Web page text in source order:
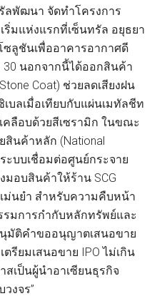
ลพัฒนา จัดทำโครงการ
ริ่มแห่งแรกที่เซ็นทรัล อยุธยา
ซลูชันเพื่ออาคารอากาศดี
30 นอกจากนี้ได้ออกสินค้า
Coat) ช่วยลดเสียงฝน
บลเมื่อเทียบกับแผ่นเมทัลชีท
ลือบด้วยสีเซรามิก ในขณะ
สินค้าหลัก (National
ะบบเชื่อมต่อศูนย์กระจาย
มอบสินค้าให้ร้าน SCG
แม่นยำ สำหรับความคืบหน้า
รมการกำกับหลักทรัพย์และ
มัติคำขออนุญาตเสนอขาย
รียมเสนอขาย IPO ไม่เกิน
เป็นผู้นำอาเซียนธุรกิจ
งจร”